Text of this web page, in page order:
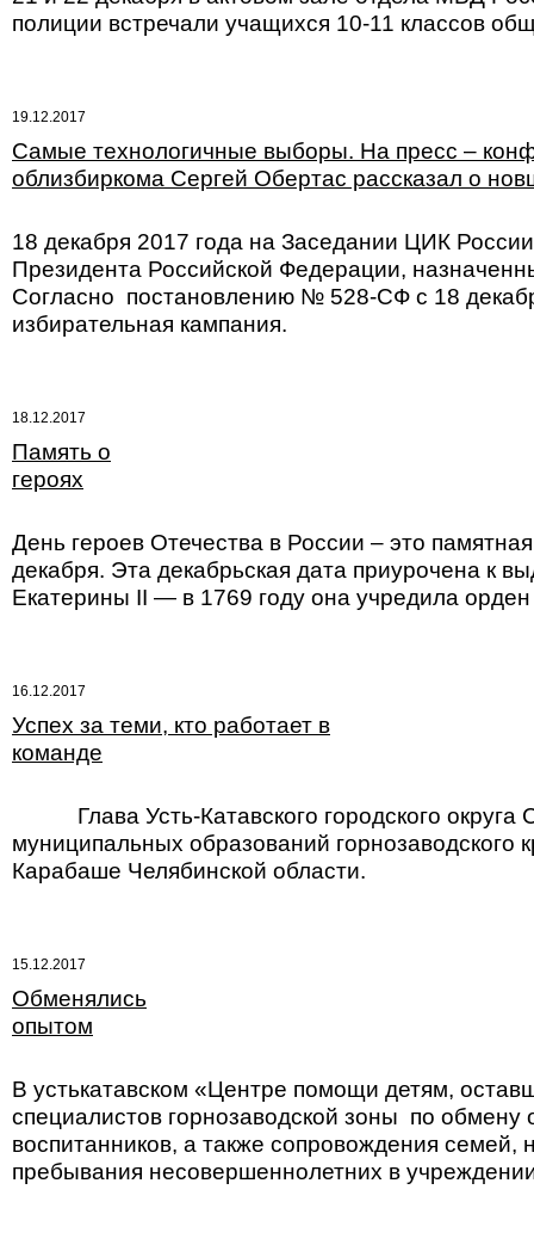
полиции встречали учащихся 10-11 классов
19.12.2017
Самые технологичные выборы. На пресс –
облизбиркома Сергей Обертас рассказал о
18 декабря 2017 года на Заседании ЦИК
Президента Российской Федерации,
Согласно постановлению № 528-СФ с 18
избирательная кампания.
18.12.2017
Память о
героях
День героев Отечества в России – это
декабря. Эта декабрьская дата приурочена к
Екатерины II — в 1769 году она учредила
16.12.2017
Успех за теми, кто работает в
команде
Глава Усть-Катавского городского округа
муниципальных образований горнозаводского
Карабаше Челябинской области.
15.12.2017
Обменялись
опытом
В устькатавском «Центре помощи детям,
специалистов горнозаводской зоны по
воспитанников, а также сопровождения
пребывания несовершеннолетних в